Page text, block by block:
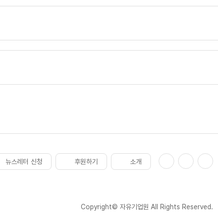
뉴스레터 신청 후원하기 소개
Copyright© 자유기업원 All Rights Reserved.